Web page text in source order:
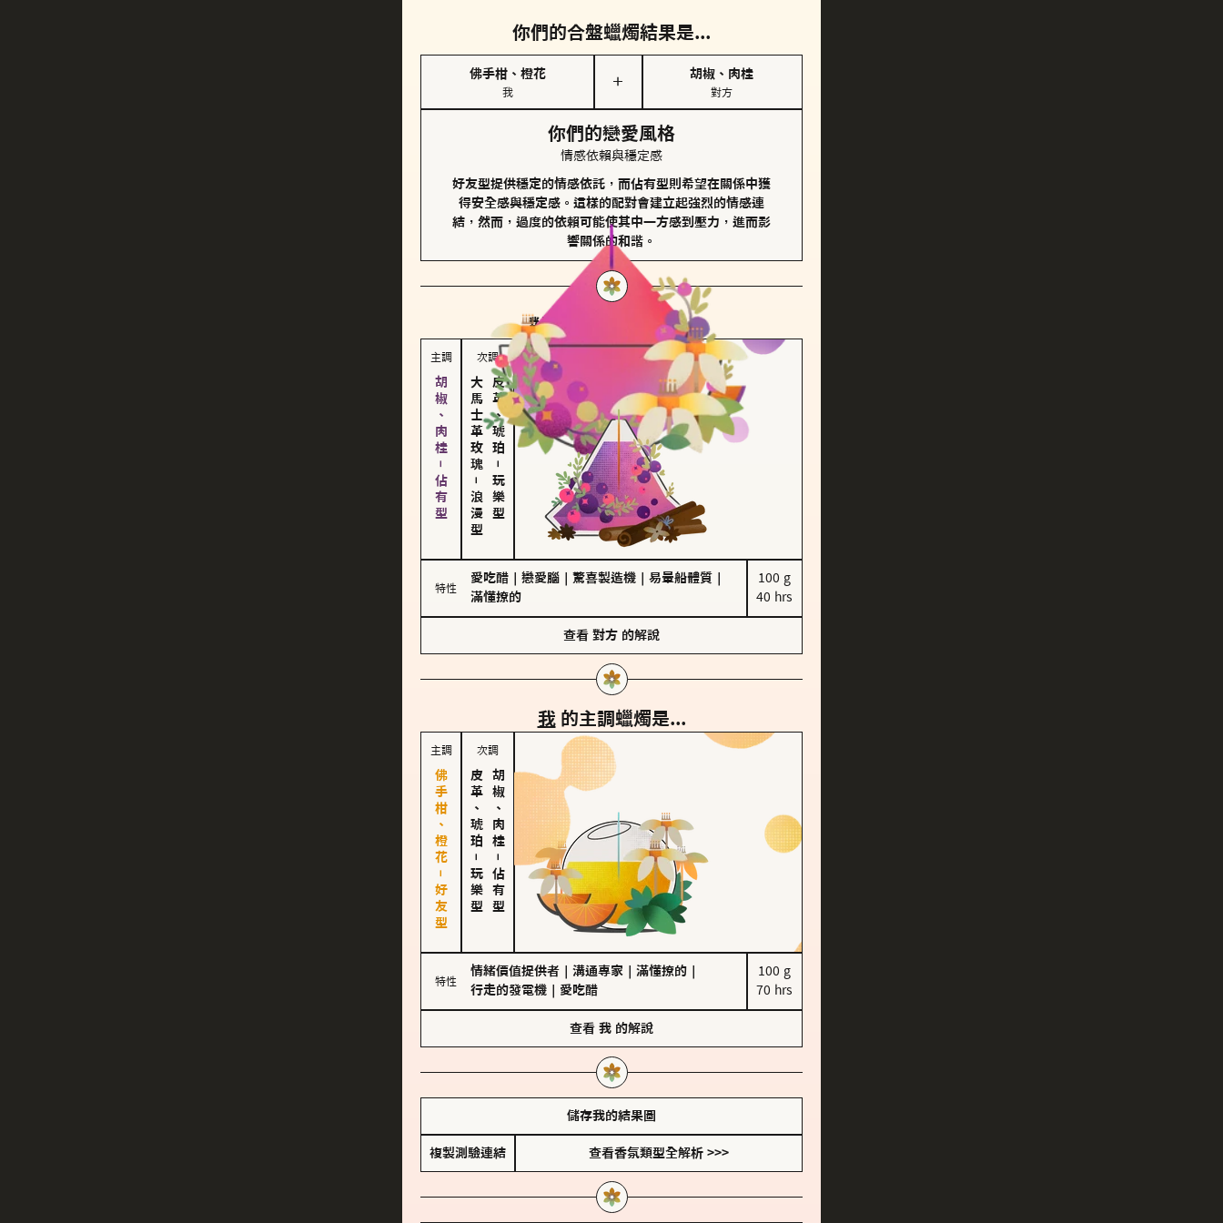
你們的合盤蠟燭結果是...
佛手柑、橙花
我
＋
胡椒、肉桂
對方
你們的戀愛風格
情感依賴與穩定感
好友型提供穩定的情感依託，而佔有型則希望在關係中獲
得安全感與穩定感。這樣的配對會建立起強烈的情感連
結，然而，過度的依賴可能使其中一方感到壓力，進而影
響關係的和諧。
對方 的主調蠟燭是...
主調
胡椒、肉桂－佔有型
次調
大馬士革玫瑰
－
浪漫型
皮革、琥珀
－
玩樂型
特性
愛吃醋 戀愛腦 驚喜製造機 易暈船體質
滿懂撩的
100 g
40 hrs
查看 對方 的解說
我 的主調蠟燭是...
主調
佛手柑、橙花－好友型
次調
皮革、琥珀
－
玩樂型
胡椒、肉桂
－
佔有型
特性
情緒價值提供者 溝通專家 滿懂撩的
行走的發電機
愛吃醋
100 g
70 hrs
查看 我 的解說
儲存我的結果圖
複製測驗連結 查看香氛類型全解析 >>>